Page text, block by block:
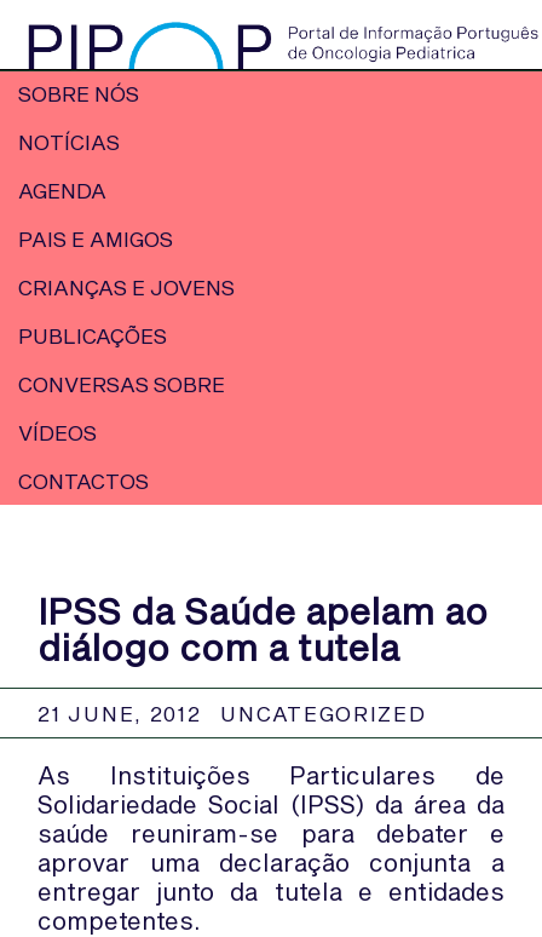
SOBRE NÓS
NOTÍCIAS
AGENDA
PAIS E AMIGOS
CRIANÇAS E JOVENS
PUBLICAÇÕES
CONVERSAS SOBRE
VÍDEOS
CONTACTOS
IPSS da Saúde apelam ao
diálogo com a tutela
21 JUNE, 2012 UNCATEGORIZED
As Instituições Particulares de
Solidariedade Social (IPSS) da área da
saúde reuniram-se para debater e
aprovar uma declaração conjunta a
entregar junto da tutela e entidades
competentes.